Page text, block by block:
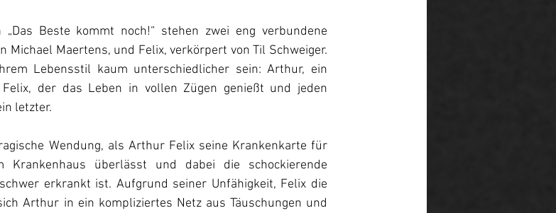
Beste kommt noch!“ stehen zwei eng verbundene
Michael Maertens, und Felix, verkörpert von Til Schweiger.
Lebensstil kaum unterschiedlicher sein: Arthur, ein
der das Leben in vollen Zügen genießt und jeden
letzter.
Wendung, als Arthur Felix seine Krankenkarte für
Krankenhaus überlässt und dabei die schockierende
erkrankt ist. Aufgrund seiner Unfähigkeit, Felix die
Arthur in ein kompliziertes Netz aus Täuschungen und